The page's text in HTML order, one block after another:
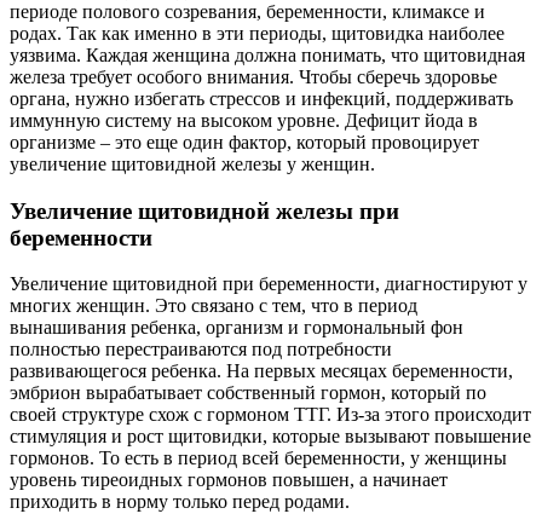
периоде полового созревания, беременности, климаксе и
родах. Так как именно в эти периоды, щитовидка наиболее
уязвима. Каждая женщина должна понимать, что щитовидная
железа требует особого внимания. Чтобы сберечь здоровье
органа, нужно избегать стрессов и инфекций, поддерживать
иммунную систему на высоком уровне. Дефицит йода в
организме – это еще один фактор, который провоцирует
увеличение щитовидной железы у женщин.
Увеличение щитовидной железы при
беременности
Увеличение щитовидной при беременности, диагностируют у
многих женщин. Это связано с тем, что в период
вынашивания ребенка, организм и гормональный фон
полностью перестраиваются под потребности
развивающегося ребенка. На первых месяцах беременности,
эмбрион вырабатывает собственный гормон, который по
своей структуре схож с гормоном ТТГ. Из-за этого происходит
стимуляция и рост щитовидки, которые вызывают повышение
гормонов. То есть в период всей беременности, у женщины
уровень тиреоидных гормонов повышен, а начинает
приходить в норму только перед родами.